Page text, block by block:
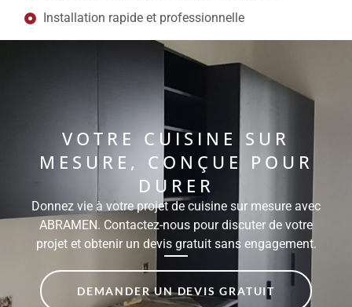
Installation rapide et professionnelle
VOTRE CUISINE SUR
MESURE, CONÇUE POUR
DURER
Donnez vie à votre projet de cuisine sur mesure avec
ABRAMEN. Contactez-nous pour discuter de votre
projet et obtenir un devis gratuit sans engagement.
DEMANDER UN DEVIS GRATUIT